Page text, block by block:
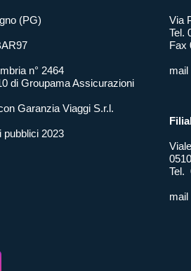
(PG)
n° 2464
di Groupama Assicurazioni
Garanzia Viaggi S.r.l.
pubblici 2023
Via
Tel.
Fax
mail
Tel.
mail